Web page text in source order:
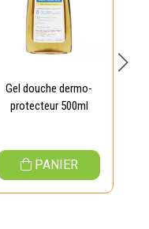
Gel douche dermo-
protecteur 500ml
PANIER